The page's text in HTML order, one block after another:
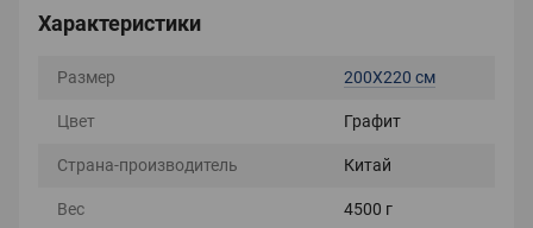
Характеристики
Размер 200Х220 см
Цвет Графит
Страна-производитель Китай
Вес 4500 г